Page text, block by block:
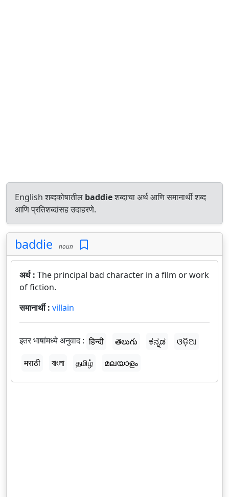
English शब्दकोषातील baddieशब्दाचा अर्थ आणि समानार्थी शब्द
आणि प्रतिशब्दांसह उदाहरणे.
baddie noun
अर्थ : The principal bad character in a film or work
of fiction.
समानार्थी : villain
इतर भाषांमध्ये अनुवाद : हिन्दी తెలుగు ಕನ್ನಡ
ଓଡ଼ିଆ
मराठी
বাংলা தமிழ் മലയാളം